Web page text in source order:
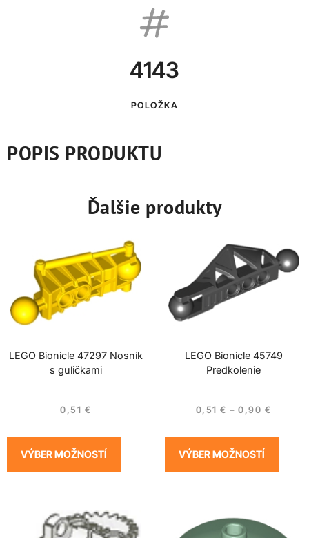
4143
POLOŽKA
POPIS PRODUKTU
Ďalšie produkty
LEGO Bionicle 47297 Nosník
s guličkami
0,51 €
VÝBER MOŽNOSTÍ
LEGO Bionicle 45749
Predkolenie
0,51€ – 0,90 €
VÝBER MOŽNOSTÍ